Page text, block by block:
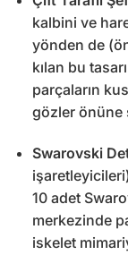
kalbini ve
yönden de
kılan bu
parçaların
gözler önüne
Swarovski
10 adet
merkezinde
iskelet